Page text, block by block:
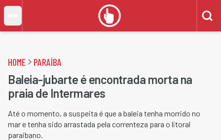
HOME PARAÍBA
Baleia-jubarte é encontrada morta na
praia de Intermares
Até o momento, a suspeita é que a baleia tenha morrido no
mar e tenha sido arrastada pela correnteza para o litoral
paraibano.